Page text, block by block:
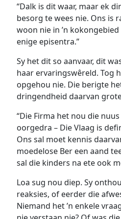
“Dalk is dit waar, maar ek
besorg te wees nie. Ons is
woon nie in ’n
enige episentra.”
Sy het dit so aanvaar, dit
haar ervaringswêreld. Tog
opgehou nie. Die berigte
dringendheid daarvan
“Die Firma het nou die
oorgedra – Die Vlaag is
Ons sal moet kennis
moedelose Ber een aand
sal die kinders na ete ook
Loa sug nou diep. Sy
reaksies, of eerder die
Niemand het ’n enkele